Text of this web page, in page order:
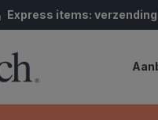
Express items: